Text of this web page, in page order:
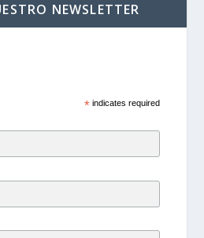
NEWSLETTER
*indicates required